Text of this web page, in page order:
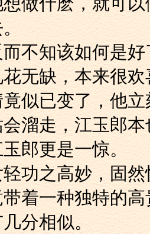
反而不知该如何
见花无缺，本来
似已变了，他
姑会溜走，江玉
郎更是一惊。
女轻功之高妙，
着一种独特的
分相似。